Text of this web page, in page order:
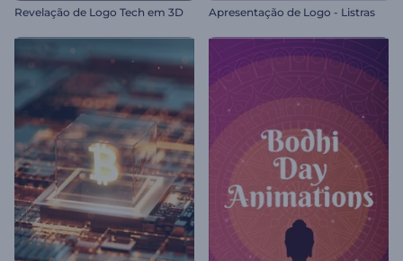
Revelação de Logo Tech em 3D Apresentação de Logo - Listras